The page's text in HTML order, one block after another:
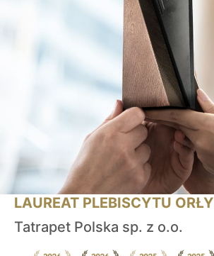
LAUREAT PLEBISCYTU ORŁY
Tatrapet Polska sp. z o.o.